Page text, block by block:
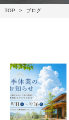
TOP ブログ